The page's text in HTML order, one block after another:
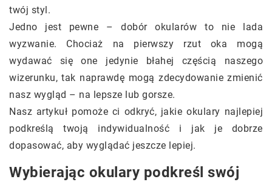
twój styl.
Jedno jest pewne – dobór okularów to nie lada
wyzwanie. Chociaż na pierwszy rzut oka mogą
wydawać się one jedynie błahej częścią naszego
wizerunku, tak naprawdę mogą zdecydowanie zmienić
nasz wygląd – na lepsze lub gorsze.
Nasz artykuł pomoże ci odkryć, jakie okulary najlepiej
podkreślą twoją indywidualność i jak je dobrze
dopasować, aby wyglądać jeszcze lepiej.
Wybierając okulary podkreśl swój